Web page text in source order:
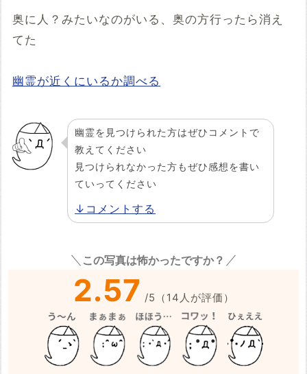
奥に人？みたいなのがいる、奥の方行ったら消え
てた
幽霊が近くにいるか調べる
幽霊を見つけられた方はぜひコメントで
教えてください
見つけられなかった方もぜひ感想を書い
ていってください
↓コメントする
この写真は怖かったですか？
2.57 /5 （ 14 人が評価）